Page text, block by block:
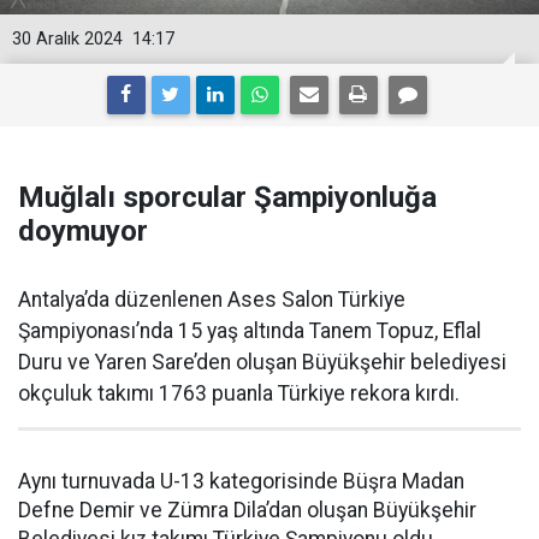
14:17
30 Aralık 2024
Muğlalı sporcular Şampiyonluğa
doymuyor
Antalya’da düzenlenen Ases Salon Türkiye
Şampiyonası’nda 15 yaş altında Tanem Topuz, Eflal
Duru ve Yaren Sare’den oluşan Büyükşehir belediyesi
okçuluk takımı 1763 puanla Türkiye rekora kırdı.
Aynı turnuvada U-13 kategorisinde Büşra Madan
Defne Demir ve Zümra Dila’dan oluşan Büyükşehir